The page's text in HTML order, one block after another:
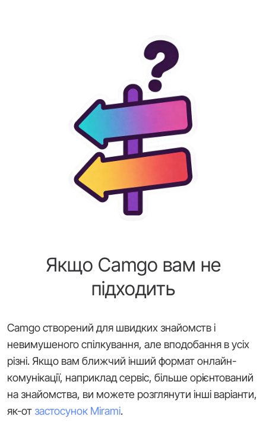
Якщо Camgo вам не
підходить
Camgo створений для швидких знайомств і
невимушеного спілкування, але вподобання в усіх
різні. Якщо вам ближчий інший формат онлайн-
комунікації, наприклад сервіс, більше орієнтований
на знайомства, ви можете розглянути інші варіанти,
як-от застосунок Mirami.